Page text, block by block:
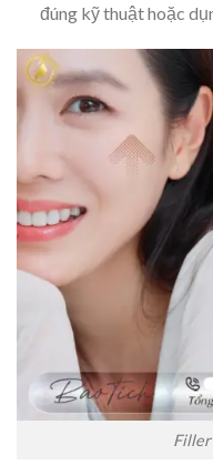
đúng kỹ thuật hoặc
Filler